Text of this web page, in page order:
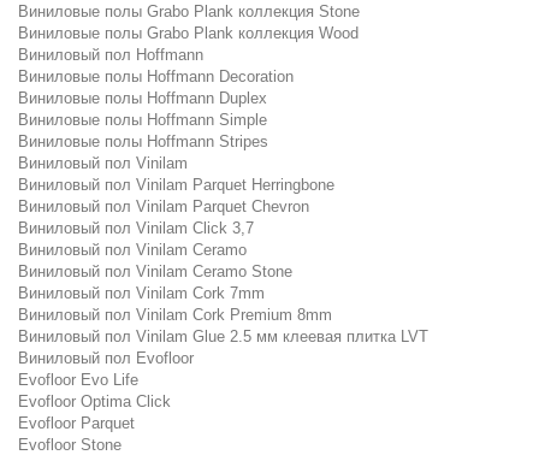
Виниловые полы Grabo Plank коллекция Stone
Виниловые полы Grabo Plank коллекция Wood
Виниловый пол Hoffmann
Виниловые полы Hoffmann Decoration
Виниловые полы Hoffmann Duplex
Виниловые полы Hoffmann Simple
Виниловые полы Hoffmann Stripes
Виниловый пол Vinilam
Виниловый пол Vinilam Parquet Herringbone
Виниловый пол Vinilam Parquet Chevron
Виниловый пол Vinilam Click 3,7
Виниловый пол Vinilam Ceramo
Виниловый пол Vinilam Ceramo Stone
Виниловый пол Vinilam Cork 7mm
Виниловый пол Vinilam Cork Premium 8mm
Виниловый пол Vinilam Glue 2.5 мм клеевая плитка LVT
Виниловый пол Evofloor
Evofloor Evo Life
Evofloor Optima Click
Evofloor Parquet
Evofloor Stone